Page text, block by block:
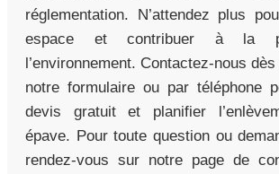
réglementation. N’attendez plus
espace et contribuer à la
l’environnement. Contactez-nous
notre formulaire ou par téléphone
devis gratuit et planifier
épave. Pour toute question ou
rendez-vous sur notre page de